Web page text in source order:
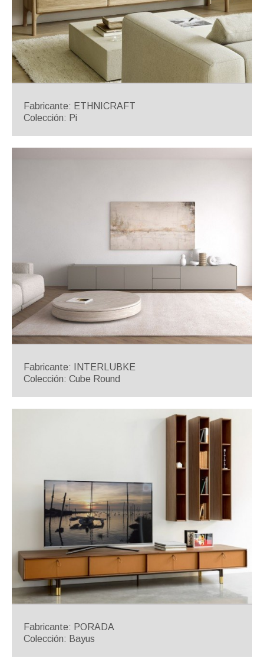
Fabricante: ETHNICRAFT
Colección: Pi
Fabricante: INTERLUBKE
Colección: Cube Round
Fabricante: PORADA
Colección: Bayus